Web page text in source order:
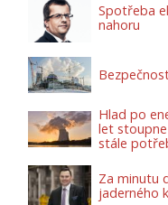
Spotřeba
nahoru
Hlad po
let
stále
Za minutu
jaderného